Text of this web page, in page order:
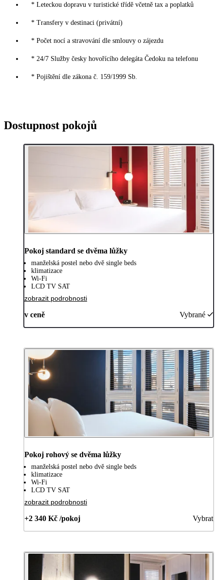
* Leteckou dopravu v turistické třídě včetně tax a poplatků
* Transfery v destinaci (privátní)
* Počet nocí a stravování dle smlouvy o zájezdu
* 24/7 Služby česky hovořícího delegáta Čedoku na telefonu
* Pojištění dle zákona č. 159/1999 Sb.
Dostupnost pokojů
Pokoj standard se dvěma lůžky
manželská postel nebo dvě single beds
klimatizace
Wi-Fi
LCD TV SAT
zobrazit podrobnosti
v ceně Vybrané
Pokoj rohový se dvěma lůžky
manželská postel nebo dvě single beds
klimatizace
Wi-Fi
LCD TV SAT
zobrazit podrobnosti
+2 340 Kč /pokoj Vybrat